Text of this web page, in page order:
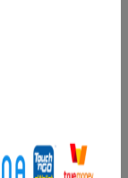
クス
ション